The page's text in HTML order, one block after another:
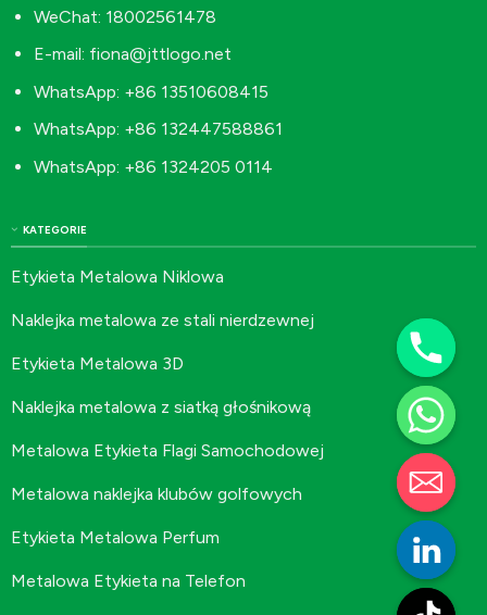
KATEGORIE
Etykieta Metalowa Niklowa
Naklejka metalowa ze stali nierdzewnej
Etykieta Metalowa 3D
Naklejka metalowa z siatką głośnikową
Metalowa Etykieta Flagi Samochodowej
Metalowa naklejka klubów golfowych
Etykieta Metalowa Perfum
Metalowa Etykieta na Telefon
WeChat: 18002561478
E-mail: fiona@jttlogo.net
WhatsApp: +86 13510608415
WhatsApp: +86 132447588861
WhatsApp: +86 1324205 0114